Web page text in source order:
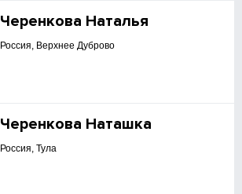
Черенкова Наталья
Россия, Верхнее Дуброво
Черенкова Наташка
Россия, Тула